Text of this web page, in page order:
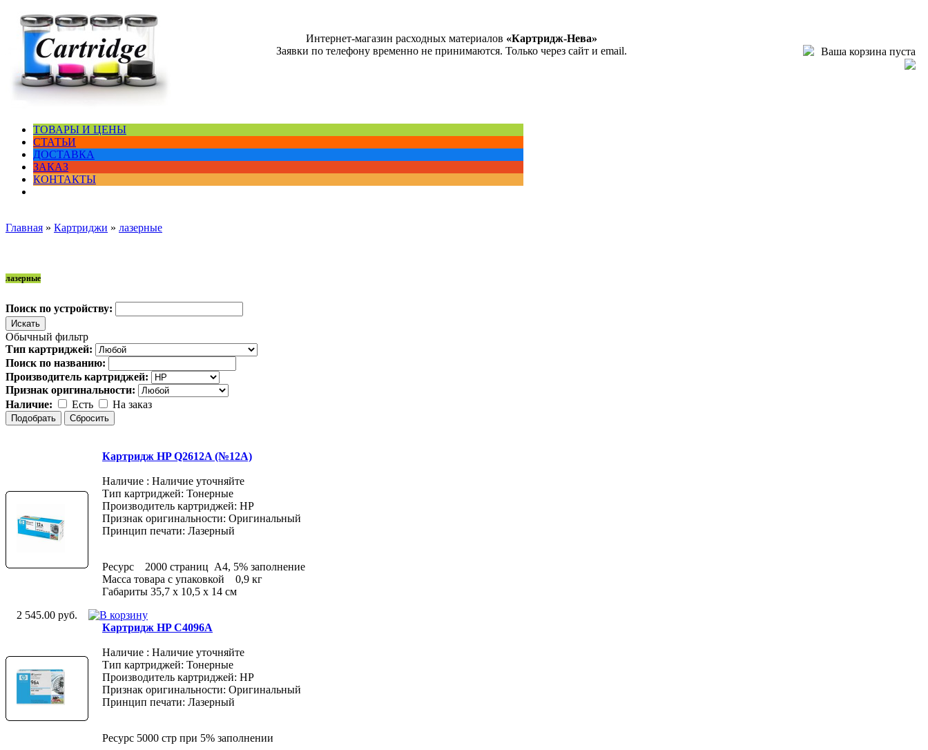
Интернет-магазин расходных материалов «Картридж-Нева»
Заявки по телефону временно не принимаются. Только через сайт и email.
Ваша корзина пуста
ТОВАРЫ И ЦЕНЫ
СТАТЬИ
ДОСТАВКА
ЗАКАЗ
КОНТАКТЫ
Главная » Картриджи » лазерные
лазерные
Поиск по устройству:
Обычный фильтр
Тип картриджей:
Поиск по названию:
Производитель картриджей:
Признак оригинальности:
Наличие:
Есть На заказ
Картридж HP Q2612A (№12A)
Наличие : Наличие уточняйте
Тип картриджей: Тонерные
Производитель картриджей: HP
Признак оригинальности: Оригинальный
Принцип печати: Лазерный
Ресурс 2000 страниц A4, 5% заполнение
Масса товара с упаковкой 0,9 кг
Габариты 35,7 x 10,5 x 14 см
2 545.00 руб.
Картридж HP C4096A
Наличие : Наличие уточняйте
Тип картриджей: Тонерные
Производитель картриджей: HP
Признак оригинальности: Оригинальный
Принцип печати: Лазерный
Ресурс 5000 стр при 5% заполнении